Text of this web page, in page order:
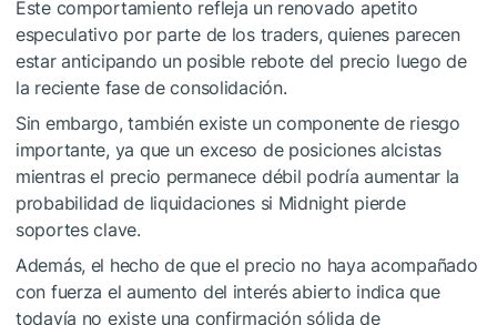
Este comportamiento refleja un renovado apetito
especulativo por parte de los traders, quienes parecen
estar anticipando un posible rebote del precio luego de
la reciente fase de consolidación.
Sin embargo, también existe un componente de riesgo
importante, ya que un exceso de posiciones alcistas
mientras el precio permanece débil podría aumentar la
probabilidad de liquidaciones si Midnight pierde
soportes clave.
Además, el hecho de que el precio no haya acompañado
con fuerza el aumento del interés abierto indica que
todavía no existe una confirmación sólida de